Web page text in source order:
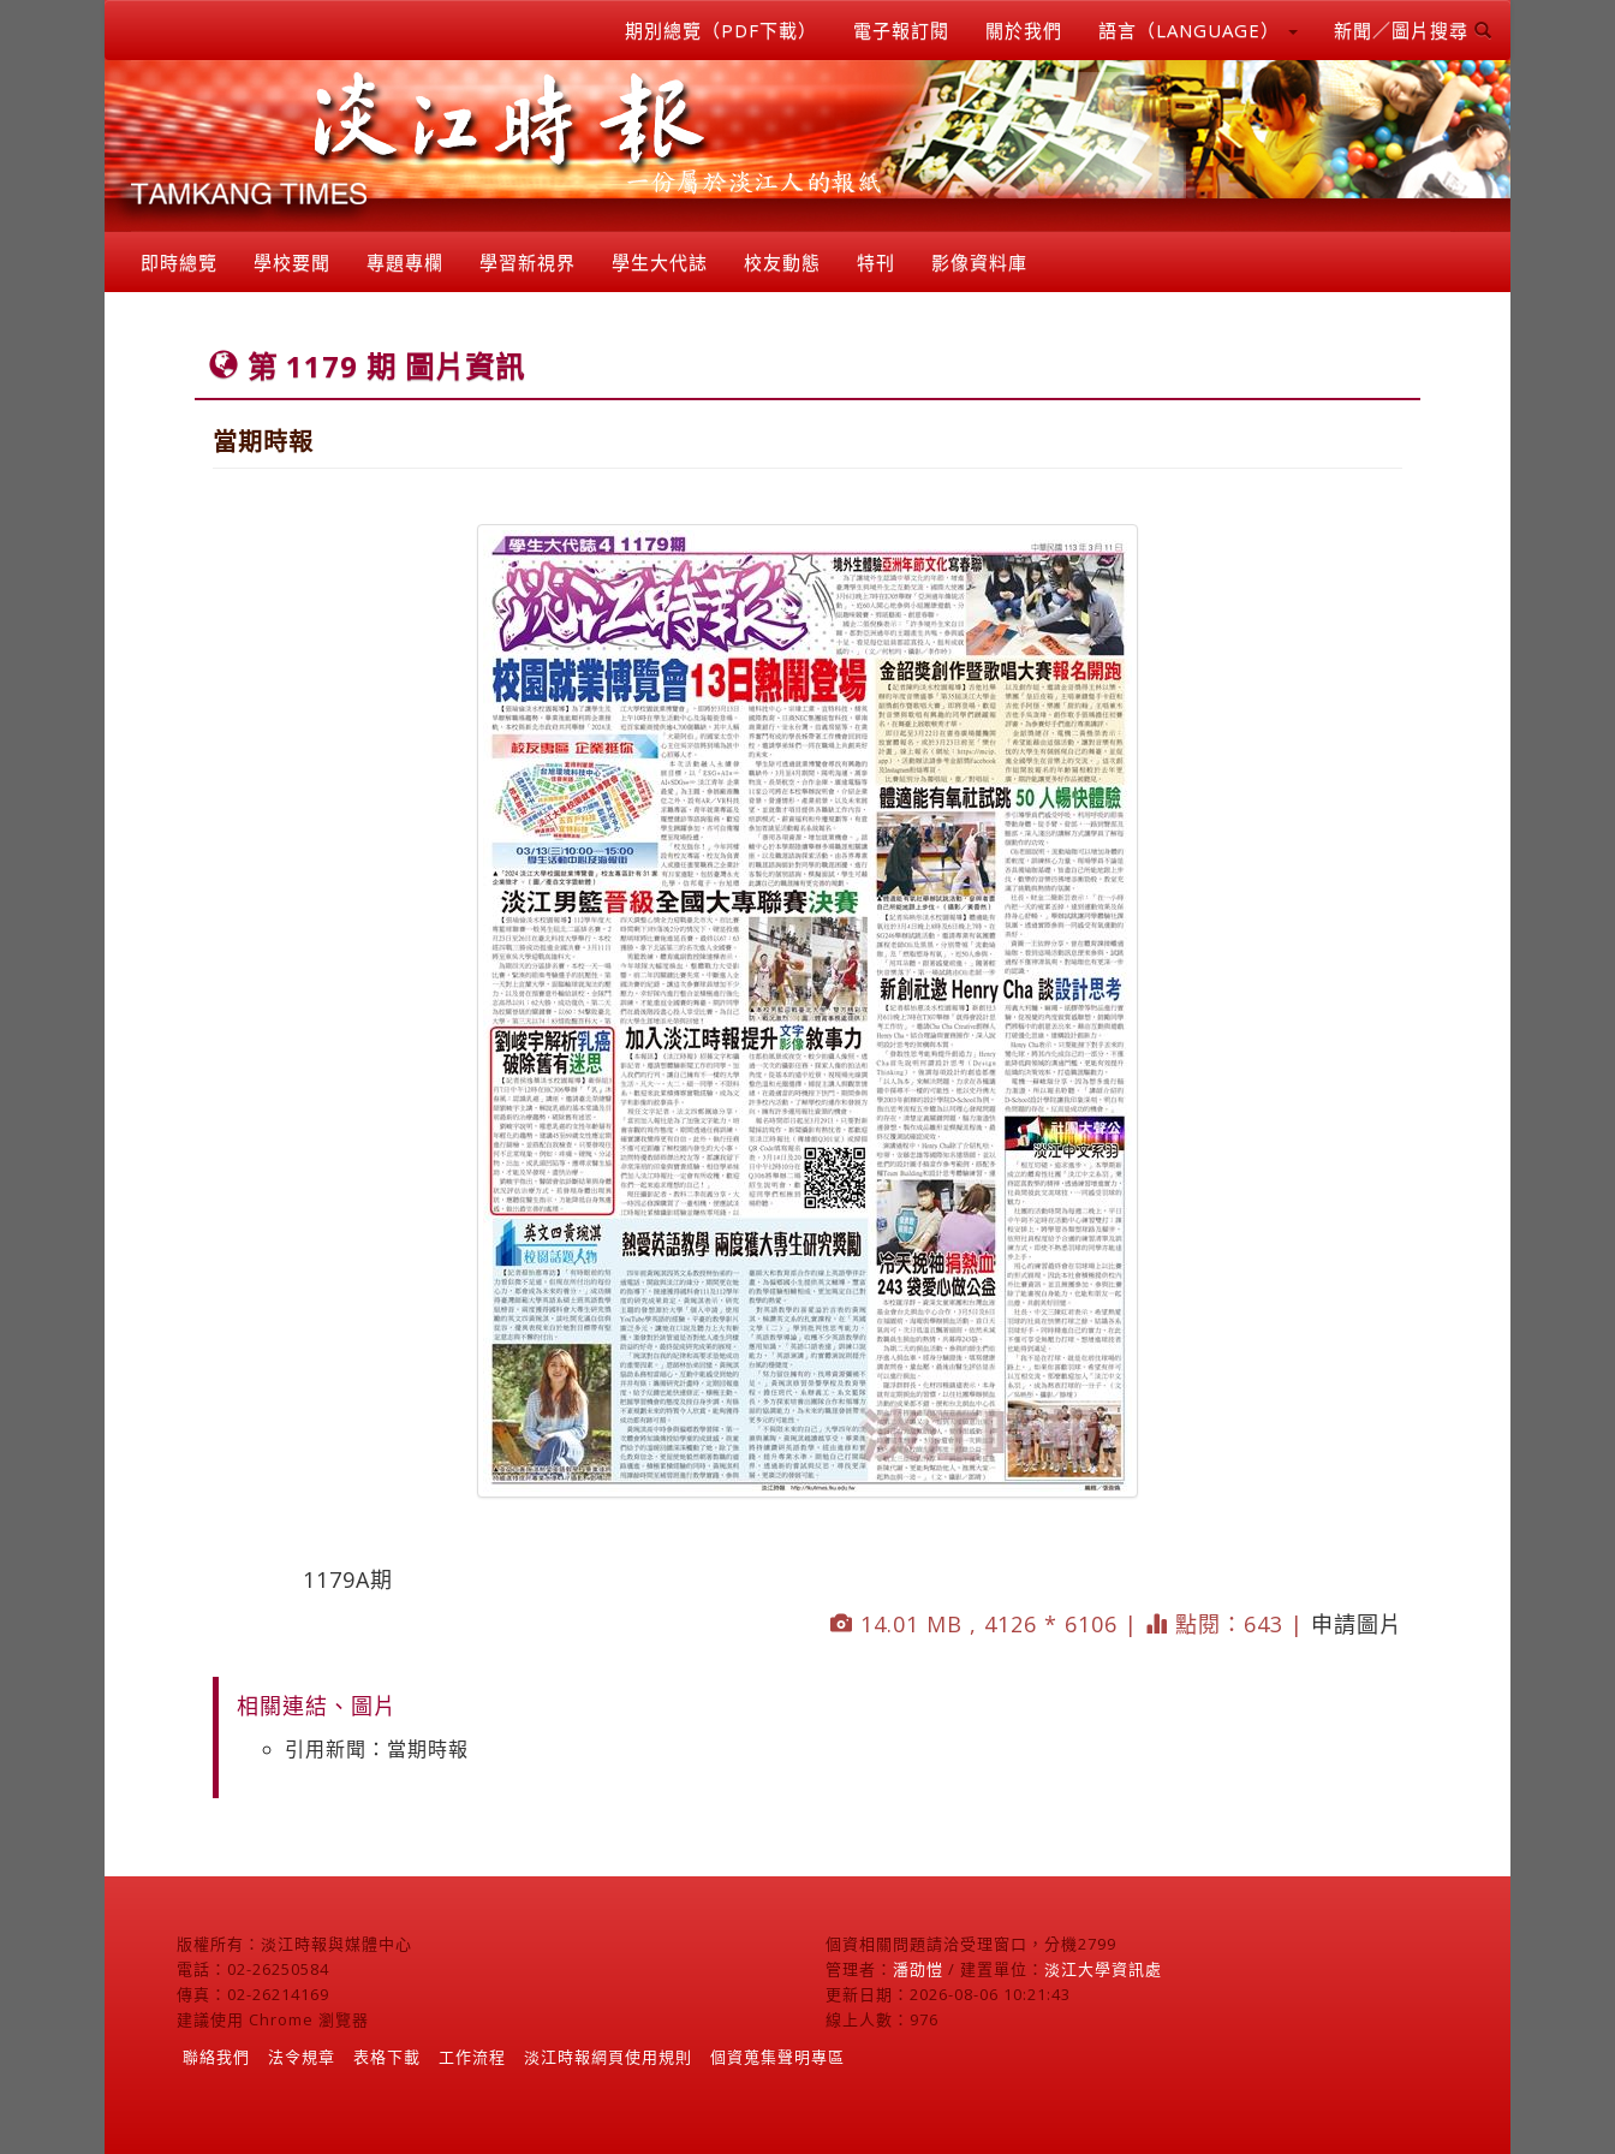
期別總覽（PDF下載） 電子報訂閱 關於我們 語言（LANGUAGE） 新聞／圖片搜尋
即時總覽 學校要聞 專題專欄 學習新視界 學生大代誌 校友動態 特刊 影像資料庫
第 1179 期 圖片資訊
當期時報
1179A期
14.01 MB , 4126 * 6106 |
點閱：643 | 申請圖片
相關連結、圖片
引用新聞：當期時報
版權所有：淡江時報與媒體中心
電話：02-26250584
傳真：02-26214169
建議使用 Chrome 瀏覽器
個資相關問題請洽受理窗口，分機2799
管理者： 潘劭愷 / 建置單位： 淡江大學資訊處
更新日期：2026-08-06 10:21:43
線上人數：976
聯絡我們
法令規章 表格下載 工作流程 淡江時報網頁使用規則 個資蒐集聲明專區